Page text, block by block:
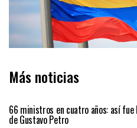
Más noticias
66 ministros en cuatro años: así
de Gustavo Petro